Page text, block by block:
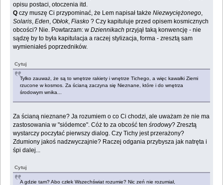
opisu postaci, otoczenia itd.
Qczy muszę Ci przypominać, że Lem napisał takżeNiezwyciężonego,
Solaris,Eden,Obłok,Fiasko ? Czy kapituluje przed opisem kosmicznych
obcości? Nie. Powtarzam: w Dziennikachprzyjął taką konwencję - nie
sądzę by to była kapitulacja a raczej stylizacja, forma - zresztą sam
wymieniałeś poprzedników.
Cytuj
Tylko zauważ, że są to wnętrze rakiety i wnętrze Tichego, a więc kawałki Ziemi
rzucone w kosmos. Za ścianą zaczyna się Nieznane, które i do wnętrza
środowym wnika...
Za ścianą nieznane? Ja rozumiem o co Ci chodzi, ale uważam że nie ma
zastosowania w "siódemce". Cóż to za obcość tenśrodowy? Zresztą
wystarczy poczytać pierwszy dialog. Czy Tichy jest przerażony?
Zdumiony jakoś nadzwyczajnie? Raczej odgania przybysza jak natręta i
śpi dalej...
Cytuj
A gdzie tam? Abo człek Wszechświat rozumie? Nic zeń nie rozumiał,